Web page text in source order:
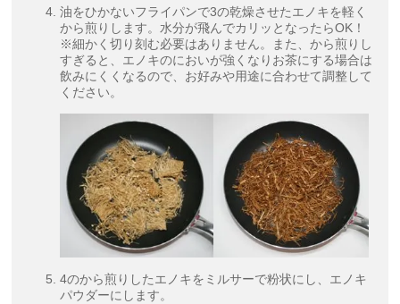
油をひかないフライパンで3の乾燥させたエノキを軽く
から煎りします。水分が飛んでカリッとなったらOK！
※細かく切り刻む必要はありません。また、から煎りし
すぎると、エノキのにおいが強くなりお茶にする場合は
飲みにくくなるので、お好みや用途に合わせて調整して
ください。
4のから煎りしたエノキをミルサーで粉状にし、エノキ
パウダーにします。